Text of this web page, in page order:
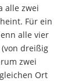
alle zwei
Für ein
alle vier
dreißig
zwei
Ort